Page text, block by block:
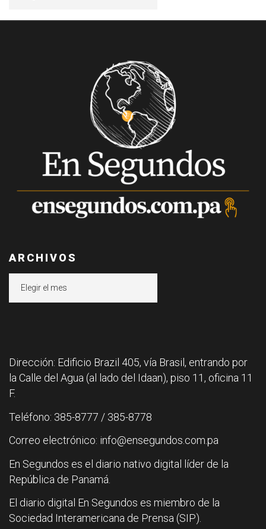
ARCHIVOS
Dirección: Edificio Brazil 405, vía Brasil, entrando por
la Calle del Agua (al lado del Idaan), piso 11, oficina 11
F.
Teléfono: 385-8777 / 385-8778
Correo electrónico: info@ensegundos.com.pa
En Segundos es el diario nativo digital líder de la
República de Panamá.
El diario digital En Segundos es miembro de la
Sociedad Interamericana de Prensa (SIP).